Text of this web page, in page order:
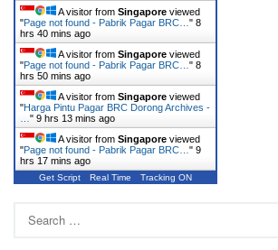
A visitor from Singapore viewed
"Page not found - Pabrik Pagar BRC… " 8
hrs 40 mins ago
A visitor from Singapore viewed
"Page not found - Pabrik Pagar BRC… " 8
hrs 50 mins ago
A visitor from Singapore viewed
"Harga Pintu Pagar BRC Dorong Archives -
" 9 hrs 13 mins ago
A visitor from Singapore viewed
"Page not found - Pabrik Pagar BRC… " 9
hrs 17 mins ago
Get Script Real Time Tracking ON
for: